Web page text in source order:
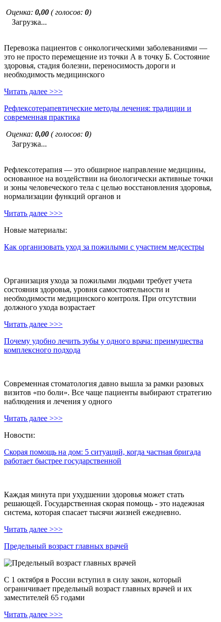
Оценка: 0,00 ( голосов: 0)
Загрузка...
Перевозка пациентов с онкологическими заболеваниями —
это не просто перемещение из точки А в точку Б. Состояние
здоровья, стадия болезни, переносимость дороги и
необходимость медицинского
Читать далее >>>
Рефлексотерапевтические методы лечения: традиции и
современная практика
Оценка: 0,00 ( голосов: 0)
Загрузка...
Рефлексотерапия — это обширное направление медицины,
основанное на воздействии на биологически активные точки
и зоны человеческого тела с целью восстановления здоровья,
нормализации функций органов и
Читать далее >>>
Новые материалы:
Как организовать уход за пожилыми с участием медсестры
Организация ухода за пожилыми людьми требует учета
состояния здоровья, уровня самостоятельности и
необходимости медицинского контроля. При отсутствии
должного ухода возрастает
Читать далее >>>
Почему удобно лечить зубы у одного врача: преимущества
комплексного подхода
Современная стоматология давно вышла за рамки разовых
визитов «по боли». Все чаще пациенты выбирают стратегию
наблюдения и лечения у одного
Читать далее >>>
Новости:
Скорая помощь на дом: 5 ситуаций, когда частная бригада
работает быстрее государственной
Каждая минута при ухудшении здоровья может стать
решающей. Государственная скорая помощь - это надежная
система, которая спасает тысячи жизней ежедневно.
Читать далее >>>
Предельный возраст главных врачей
С 1 октября в России вступил в силу закон, который
ограничивает предельный возраст главных врачей и их
заместителей 65 годами
Читать далее >>>